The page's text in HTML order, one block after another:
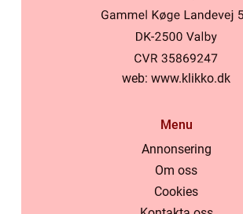
web: www.klikko.dk
Menu
Annonsering
Om oss
Cookies